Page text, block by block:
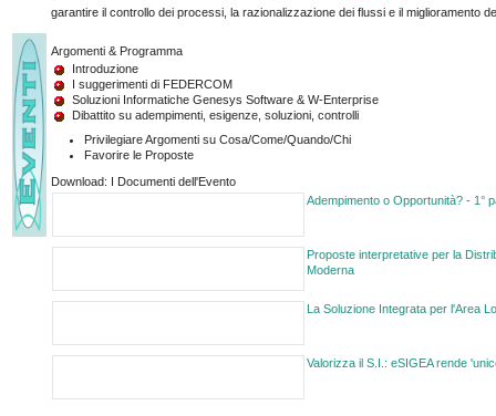
garantire il controllo dei processi, la razionalizzazione dei flussi e il miglioramento
Argomenti & Programma
Introduzione
I suggerimenti di FEDERCOM
Soluzioni Informatiche Genesys Software & W-Enterprise
Dibattito su adempimenti, esigenze, soluzioni, controlli
Privilegiare Argomenti su Cosa/Come/Quando/Chi
Favorire le Proposte
Download: I Documenti dell'Evento
Adempimento o Opportunità? - 1°
Proposte interpretative per la
Moderna
La Soluzione Integrata per l'Area
Valorizza il S.I.: eSIGEA rende